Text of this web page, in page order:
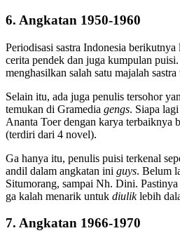
6. Angkatan 1950-1960
Periodisasi sastra Indonesia
cerita pendek dan juga kumpulan
menghasilkan salah satu majalah
Selain itu, ada juga penulis tersohor
temukan di Gramedia gengs. Siapa
Ananta Toer dengan karya terbaiknya
(terdiri dari 4 novel).
Ga hanya itu, penulis puisi terkenal
andil dalam angkatan ini guys. Belum
Situmorang, sampai Nh. Dini.
ga kalah menarik untuk diuliklebih
7. Angkatan 1966-1970